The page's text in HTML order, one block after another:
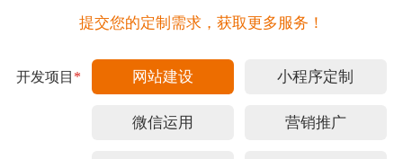
提交您的定制需求，获取更多服务！
开发项目 * 网站建设 小程序定制
微信运用 营销推广